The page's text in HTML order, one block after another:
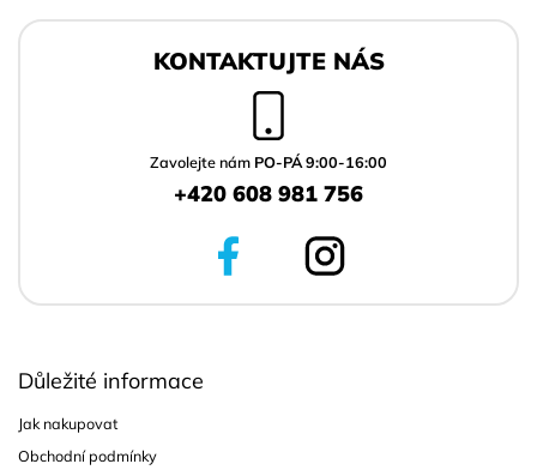
KONTAKTUJTE NÁS
Zavolejte nám PO-PÁ 9:00-16:00
+420 608 981 756
Důležité informace
Jak nakupovat
Obchodní podmínky